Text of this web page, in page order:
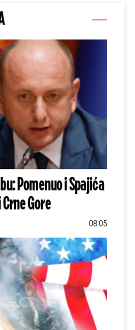
Pomenuo i Spajića
Gore
08:05